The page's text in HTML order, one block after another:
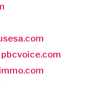
pbcvoice.com